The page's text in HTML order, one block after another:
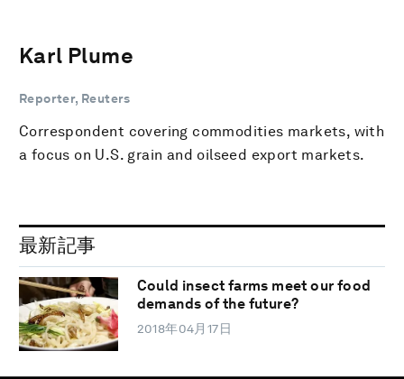
Karl Plume
Reporter, Reuters
Correspondent covering commodities markets, with
a focus on U.S. grain and oilseed export markets.
最新記事
Could insect farms meet our food
demands of the future?
2018年04月17日